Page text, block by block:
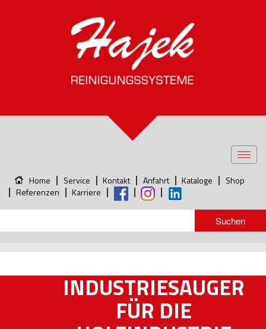
Home Service Kontakt Anfahrt Kataloge
Shop
Referenzen
Karriere
INDUSTRIESAUGER
FÜR DIE